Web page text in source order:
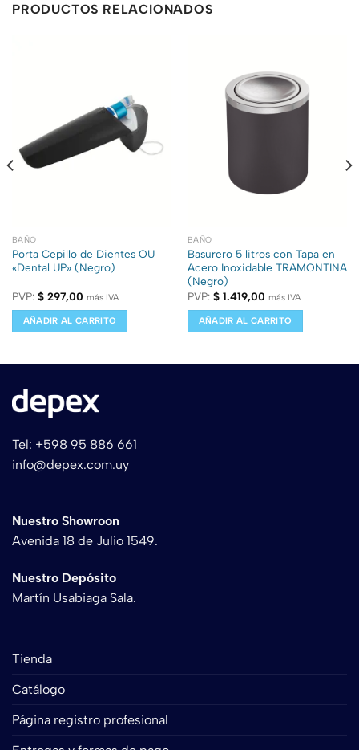
PRODUCTOS RELACIONADOS
BAÑO
Porta Cepillo de Dientes OU
«Dental UP» (Negro)
PVP: $297,00 más IVA
AÑADIR AL CARRITO
BAÑO
Basurero 5 litros con Tapa en
Acero Inoxidable TRAMONTINA
(Negro)
PVP: $1.419,00 más IVA
AÑADIR AL CARRITO
Tel: +598 95 886 661
info@depex.com.uy
Nuestro Showroon
Avenida 18 de Julio 1549.
Nuestro Depósito
Martín Usabiaga Sala.
Tienda
Catálogo
Página registro profesional